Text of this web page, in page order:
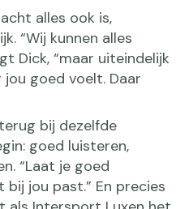
alles ook is,
“Wij kunnen alles
Dick, “maar uiteindelijk
goed voelt. Daar
bij dezelfde
goed luisteren,
“Laat je goed
bij jou past.” En precies